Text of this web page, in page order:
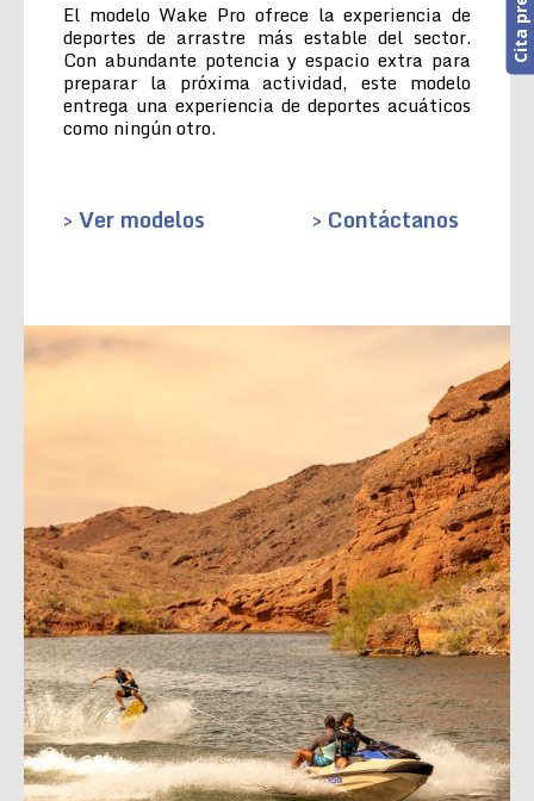
El modelo Wake Pro ofrece la experiencia de
deportes de arrastre más estable del sector.
Con abundante potencia y espacio extra para
preparar la próxima actividad, este modelo
entrega una experiencia de deportes acuáticos
como ningún otro.
> Ver modelos > Contáctanos